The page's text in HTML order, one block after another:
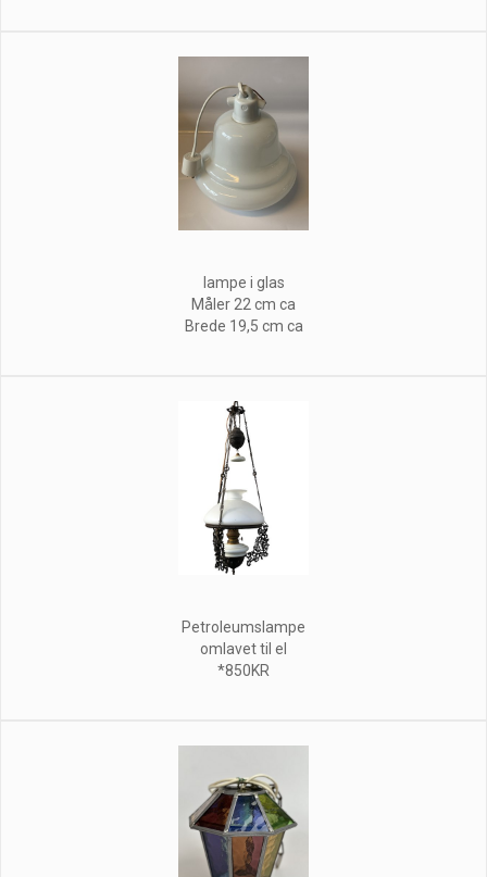
lampe i glas
Måler 22 cm ca
Brede 19,5 cm ca
Petroleumslampe
omlavet til el
*850KR